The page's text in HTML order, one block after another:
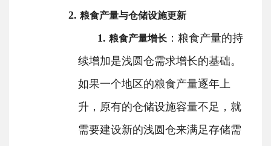
2. 粮食产量与仓储设施更新
1. 粮食产量增长：粮食产量的持
续增加是浅圆仓需求增长的基础。
如果一个地区的粮食产量逐年上
升，原有的仓储设施容量不足，就
需要建设新的浅圆仓来满足存储需